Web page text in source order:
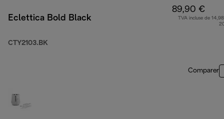
Eclettica Bold Black
CTY2103.BK
89,90 €
TVA incluse de
Comparer